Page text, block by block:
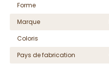
Forme
Marque
Coloris
Pays de fabrication